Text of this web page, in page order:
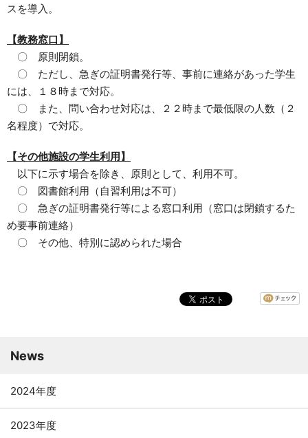
スを導入。
【教務窓口】
〇 原則閉鎖。
〇 ただし、急ぎの証明書発行等、事前に連絡があった学生
には、１８時まで対応。
〇 また、問い合わせ対応は、２２時まで最低限の人数（２
名程度）で対応。
【その他施設の学生利用】
以下に示す場合を除き、原則として、利用不可。
〇 図書館利用（自習利用は不可）
〇 急ぎの証明書発行等による窓口利用（窓口は閉鎖するた
め要事前連絡）
〇 その他、特別に認められた場合
News
2024年度
2023年度